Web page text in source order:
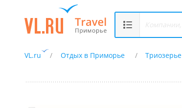
VL.ru Отдых в Приморье Триозерье